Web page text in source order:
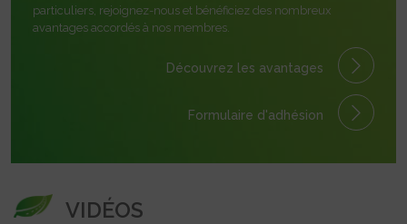
particuliers, rejoignez-nous et bénéficiez des nombreux
avantages accordés à nos membres.
Découvrez les avantages
Formulaire d'adhésion
VIDÉOS